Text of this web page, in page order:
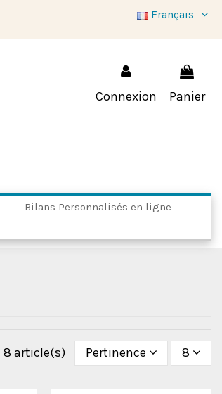
Français
Connexion Panier
Bilans Personnalisés en ligne
8 article(s) Pertinence 8